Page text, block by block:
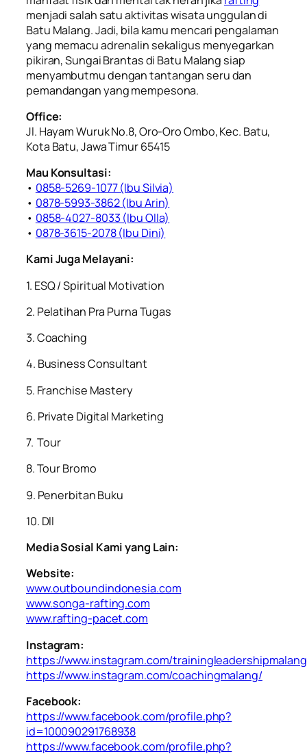
menjadi salah satu aktivitas wisata unggulan di
Batu Malang. Jadi, bila kamu mencari pengalaman
yang memacu adrenalin sekaligus menyegarkan
pikiran, Sungai Brantas di Batu Malang siap
menyambutmu dengan tantangan seru dan
pemandangan yang mempesona.
Office:
Jl. Hayam Wuruk No.8, Oro-Oro Ombo, Kec. Batu,
Kota Batu, Jawa Timur 65415
Mau Konsultasi:
• 0858-5269-1077 (Ibu Silvia)
• 0878-5993-3862 (Ibu Arin)
• 0858-4027-8033 (Ibu Olla)
• 0878-3615-2078 (Ibu Dini)
Kami Juga Melayani:
1. ESQ / Spiritual Motivation
2. ⁠Pelatihan Pra Purna Tugas
3. ⁠Coaching
4. ⁠Business Consultant
5. ⁠⁠Franchise Mastery
6. ⁠Private Digital Marketing
7. ⁠ ⁠Tour
8. ⁠⁠Tour Bromo
9. ⁠⁠Penerbitan Buku
10. ⁠Dll
Media Sosial Kami yang Lain:
Website:
www.outboundindonesia.com
www.songa-rafting.com
www.rafting-pacet.com
Instagram:
https://www.instagram.com/
https://www.instagram.com/coachingmalang/
Facebook:
https://www.facebook.com/profile.php?
id=100090291768938
https://www.facebook.com/profile.php?